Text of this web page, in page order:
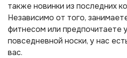
также новинки из последних
Независимо от того,
фитнесом или предпочитаете
повседневной носки, у нас
вас.